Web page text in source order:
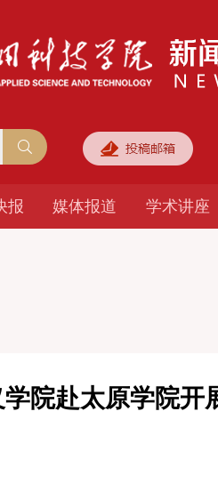
报 媒体报道 学术讲座
院赴太原学院开